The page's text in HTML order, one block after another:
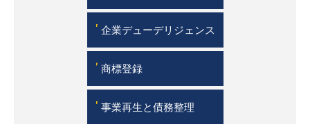
' 企業デューデリジェンス
' 商標登録
' 事業再生と債務整理